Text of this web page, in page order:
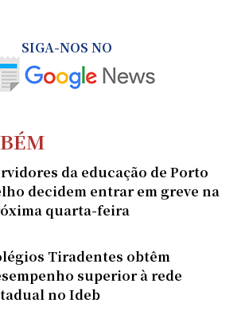
SIGA-NOS NO
da educação de Porto
decidem entrar em greve na
quarta-feira
Tiradentes obtêm
superior à rede
no Ideb